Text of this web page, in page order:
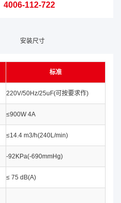
4006-112-722
安装尺寸
标准
220V/50Hz/25uF(可按要求作)
≤900W 4A
≤14.4 m3/h(240L/min)
-92KPa(-690mmHg)
≤ 75 dB(A)